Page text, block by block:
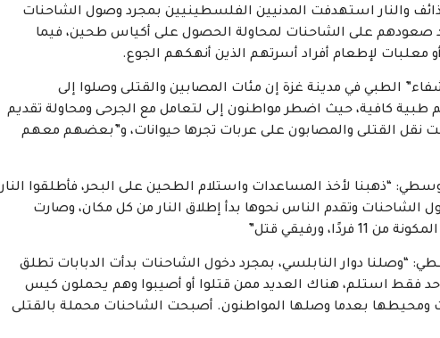
والنار استهدفت المدنيين الفلسطينيين بمجرد وصول الشاحنات
صعودهم على الشاحنات لمحاولة الحصول على أكياس طحين، فيما
لإطعام أفراد أسرتهم الذين أنهكهم الجوع.
الطبي في مدينة غزة إن مئات المصابين والقتلى وصلوا إلى
كافية، حيث اضطر مواطنون إلى لتعامل مع الجرحى ومحاولة تقديم
نقل القتلى والمصابون على عربات تجرها حيوانات، و”بعضهم معهم
“ذهبنا لأخذ المساعدات واستلام الطحين على البحر، فأطلقوا النار
اليوم. وبمجرد وصول الشاحنات وتقدم الناس نحوها بدأ إطلاق النار من كل مكان، وصارت
ورفيقي قتل”
“وصلنا دوار النابلسي، بمجرد دخول الشاحنات بدأت الدبابات تطلق
من كل مكان، من كل 10 أشخاص واحد فقط استلم، هناك العديد ممن قتلوا أو أصيبوا وهم يحملون كيس
ومحيطها بعدما وصلها المواطنون. أصبحت الشاحنات محملة بالقتلى